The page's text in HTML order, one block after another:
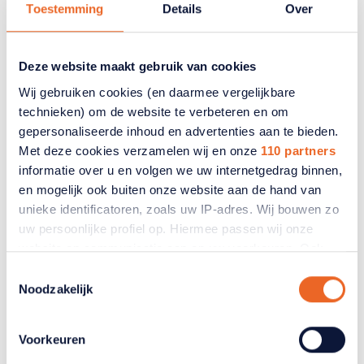
Toestemming Details Over
Deze website maakt gebruik van cookies
Wij gebruiken cookies (en daarmee vergelijkbare
technieken) om de website te verbeteren en om
gepersonaliseerde inhoud en advertenties aan te bieden.
Met deze cookies verzamelen wij en onze 110 partners
informatie over u en volgen we uw internetgedrag binnen,
en mogelijk ook buiten onze website aan de hand van
unieke identificatoren, zoals uw IP-adres. Wij bouwen zo
uw persoonlijke profiel op. Hiermee passen wij onze
website en communicatie aan op uw voorkeuren. Ook
van uw recente internetgedrag. Ook delen we mogelijk
partners voor social media, adverteren en analyse. Deze
partners kunnen deze gegevens combineren met andere
Noodzakelijk
Voorkeuren
3 tips voor uw aangifte
Belasting betalen hoort bij onze samenleving. Maar